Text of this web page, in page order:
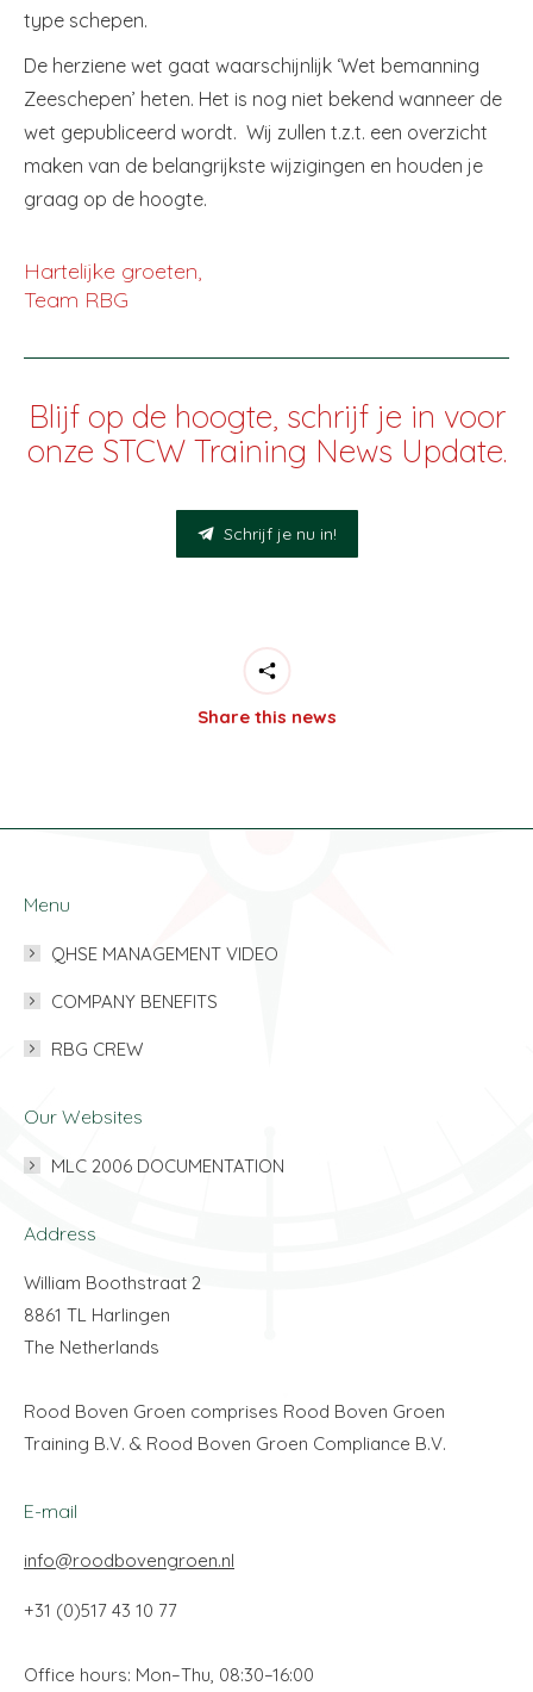
type schepen.
De herziene wet gaat waarschijnlijk ‘Wet bemanning
Zeeschepen’ heten. Het is nog niet bekend wanneer de
wet gepubliceerd wordt. Wij zullen t.z.t. een overzicht
maken van de belangrijkste wijzigingen en houden je
graag op de hoogte.
Hartelijke groeten,
Team RBG
Blijf op de hoogte, schrijf je in voor
onze STCW Training News Update.
Schrijf je nu in!
Share this news
Menu
QHSE MANAGEMENT VIDEO
COMPANY BENEFITS
RBG CREW
Our Websites
MLC 2006 DOCUMENTATION
Address
William Boothstraat 2
8861 TL Harlingen
The Netherlands
Rood Boven Groen comprises Rood Boven Groen
Training B.V. & Rood Boven Groen Compliance B.V.
E-mail
info@roodbovengroen.nl
+31 (0)517 43 10 77
Office hours: Mon–Thu, 08:30–16:00